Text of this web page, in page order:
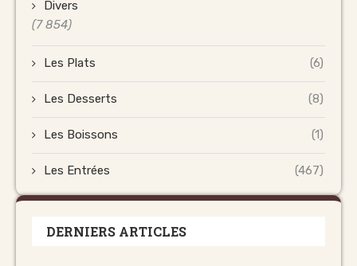
Divers
(7 854)
Les Plats (6)
Les Desserts (8)
Les Boissons (1)
Les Entrées (467)
DERNIERS ARTICLES